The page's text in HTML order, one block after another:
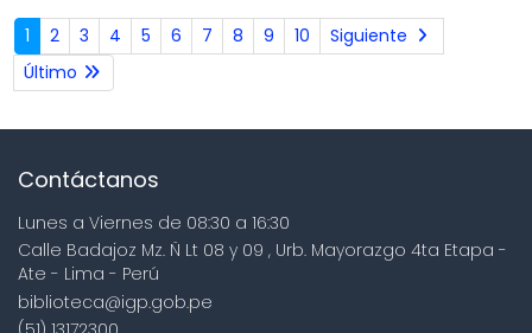
1 2 3 4 5 6 7 8 9 10
Siguiente
Último
Contáctanos
Lunes a Viernes de 08:30 a 16:30
Calle Badajoz Mz. Ñ Lt 08 y 09 , Urb. Mayorazgo 4ta Etapa -
Ate - Lima - Perú
biblioteca@igp.gob.pe